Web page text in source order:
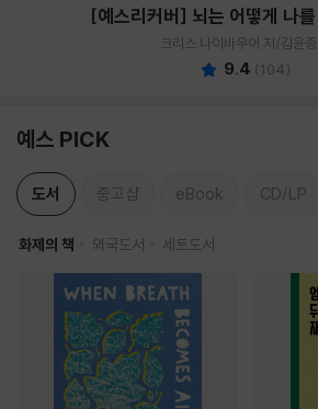
[예스리커버] 뇌는 어떻게 나
크리스 나이바우어 저/김윤종
9.4 (104)
예스 PICK
도서 중고샵 eBook CD/LP
화제의 책 외국도서 세트도서